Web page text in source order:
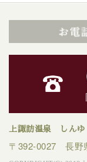
上諏訪温泉 しんゆ
〒392-0027 長野